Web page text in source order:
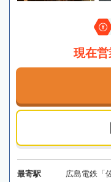
現在営
最寄駅 広島電鉄「